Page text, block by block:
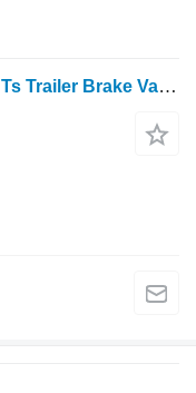
Ford New Holland 6640, Ts110 40, Ts Trailer Brake Valve Distributor 8 1535108113 hidraulični razvodnik za traktora točkaša